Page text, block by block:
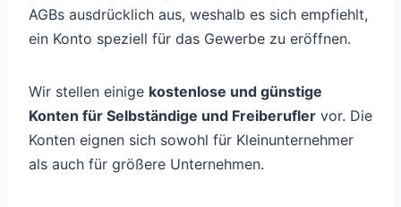
AGBs ausdrücklich aus, weshalb es sich empfiehlt,
ein Konto speziell für das Gewerbe zu eröffnen.
Wir stellen einige kostenlose und günstige
Konten für Selbständige und Freiberufler vor. Die
Konten eignen sich sowohl für Kleinunternehmer
als auch für größere Unternehmen.